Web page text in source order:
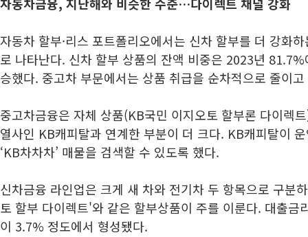
자동차 할부·리스 포트폴리오에서는 신차 할부를 더 강화
로 나타난다. 신차 할부 상품의 잔액 비중은 2023년
승했다. 중고차 부문에서는 상품 취급을 순차적으로 줄이
중고차금융은 자체 상품(KB국민 이지오토 할부론 다이렉
열사인 KB캐피탈과 연계한 부분이 더 크다. KB캐피탈이
‘KB차차차’ 매물을 검색할 수 있도록 했다.
신차금융 라인업은 크게 새 차와 전기차 두 항목으로 구분
토 할부 다이렉트'와 같은 할부상품이 주를 이룬다. 대출
이 3.7% 정도에서 형성됐다.